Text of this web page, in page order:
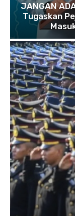
JANGAN
Tugaskan